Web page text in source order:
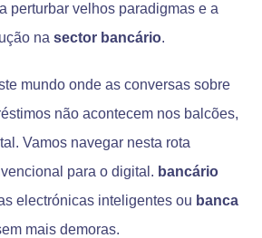
perturbar velhos paradigmas e a
na sector bancário.
mundo onde as conversas sobre
não acontecem nos balcões,
Vamos navegar nesta rota
para o digital. bancário
electrónicas inteligentes ou banca
mais demoras.